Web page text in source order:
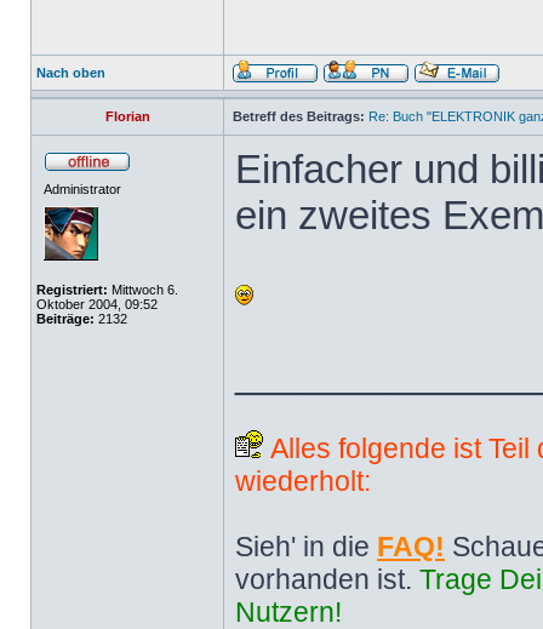
Nach oben
Florian Betreff des Beitrags: Re: Buch "ELEKTRONIK
Administrator
Registriert: Mittwoch 6.
Oktober 2004, 09:52
Beiträge: 2132
Einfacher und
ein zweites
Alles folgende ist
wiederholt:
Sieh' in die FAQ!
vorhanden ist. Trage
Nutzern!